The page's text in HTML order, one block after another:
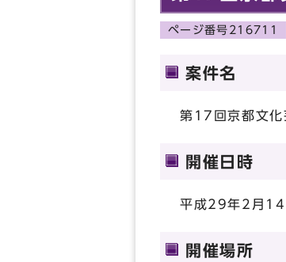
ページ番号216711
案件名
第17回京都文化
開催日時
平成29年2月
開催場所